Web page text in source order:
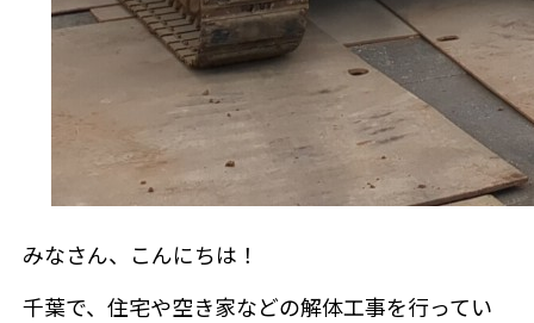
みなさん、こんにちは！
千葉で、住宅や空き家などの解体工事を行ってい